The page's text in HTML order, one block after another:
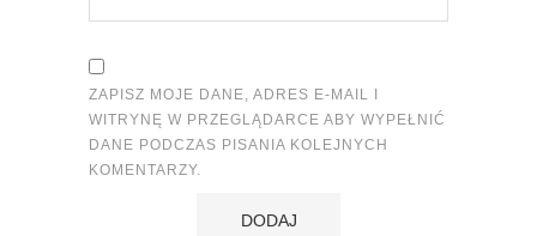
ZAPISZ MOJE DANE, ADRES E-MAIL I
WITRYNĘ W PRZEGLĄDARCE ABY WYPEŁNIĆ
DANE PODCZAS PISANIA KOLEJNYCH
KOMENTARZY.